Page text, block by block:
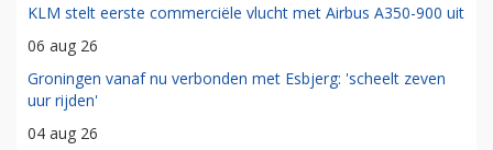
KLM stelt eerste commerciële vlucht met Airbus A350-900 uit
06 aug 26
Groningen vanaf nu verbonden met Esbjerg: 'scheelt zeven
uur rijden'
04 aug 26